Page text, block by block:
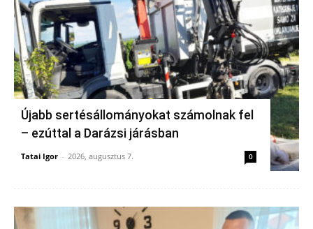
Újabb sertésállományokat számolnak fel
– ezúttal a Darázsi járásban
Tatai Igor - 2026, augusztus 7. 0